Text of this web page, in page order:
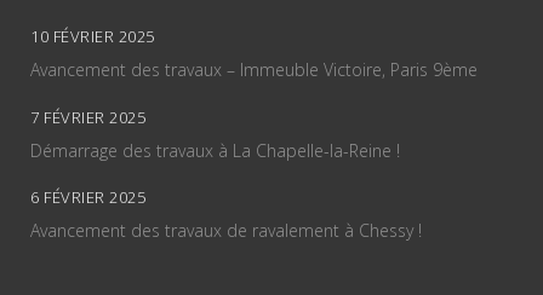
10 FÉVRIER 2025
Avancement des travaux – Immeuble Victoire, Paris 9ème
7 FÉVRIER 2025
Démarrage des travaux à La Chapelle-la-Reine !
6 FÉVRIER 2025
Avancement des travaux de ravalement à Chessy !